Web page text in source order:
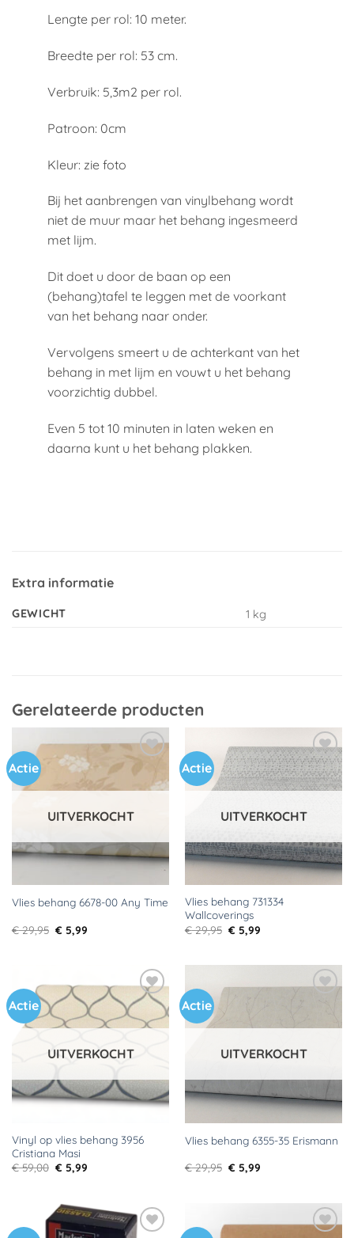
Lengte per rol: 10 meter.
Breedte per rol: 53 cm.
Verbruik: 5,3m2 per rol.
Patroon: 0cm
Kleur: zie foto
Bij het aanbrengen van vinylbehang wordt
niet de muur maar het behang ingesmeerd
met lijm.
Dit doet u door de baan op een
(behang)tafel te leggen met de voorkant
van het behang naar onder.
Vervolgens smeert u de achterkant van het
behang in met lijm en vouwt u het behang
voorzichtig dubbel.
Even 5 tot 10 minuten in laten weken en
daarna kunt u het behang plakken.
Extra informatie
GEWICHT 1 kg
Gerelateerde producten
Actie
Toevoegen
aan
verlanglijst
UITVERKOCHT
Vlies behang 6678-00 Any Time
€29,95 Oorspronkelijke
prijs
€ 5,99Huidige
Actie
Toevoegen
aan
verlanglijst
UITVERKOCHT
Vlies behang 731334
Wallcoverings
€29,95 Oorspronkelijke
prijs
€ 5,99Huidige
Actie
Toevoegen
aan
verlanglijst
UITVERKOCHT
Vinyl op vlies behang 3956
Cristiana Masi
€59,00 Oorspronkelijke
prijs
€ 5,99Huidige
Actie
verlanglijst
UITVERKOCHT
Vlies behang 6355-35 Erismann
€29,95 Oorspronkelijke
prijs
€ 5,99Huidige